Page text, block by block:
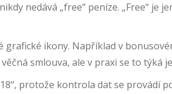
nedává „free“ peníze. „Free“ je
ikony. Například v
smlouva, ale v praxi se to týká
protože kontrola dat se provádí